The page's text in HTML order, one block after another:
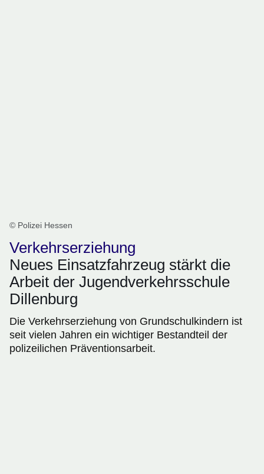
© Polizei Hessen
Verkehrserziehung
Neues Einsatzfahrzeug stärkt die
Arbeit der Jugendverkehrsschule
Dillenburg
Die Verkehrserziehung von Grundschulkindern ist
seit vielen Jahren ein wichtiger Bestandteil der
polizeilichen Präventionsarbeit.